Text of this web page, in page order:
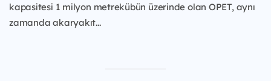
kapasitesi 1 milyon metrekübün üzerinde olan OPET, aynı
zamanda akaryakıt...